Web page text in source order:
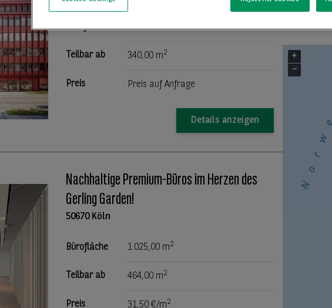
Bürofläche 876,71 m
Teilbar ab 340,00 m2
Preis Preis auf Anfrage
Details anzeigen
Nachhaltige Premium-Büros im Herzen des
Gerling Garden!
50670 Köln
Bürofläche 1.025,00 m2
Teilbar ab 464,00 m2
Preis 31,50 €/m2
+
−